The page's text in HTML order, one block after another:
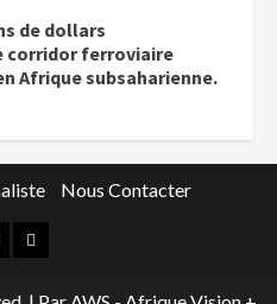
de dollars
corridor ferroviaire
Afrique subsaharienne.
Nous Contacter